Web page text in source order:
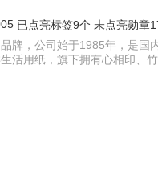
已点亮标签9个 未点亮勋章
牌，公司始于1985年，是
活用纸，旗下拥有心相印、